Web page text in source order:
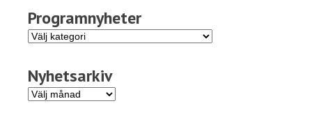
Programnyheter
Programnyheter
Nyhetsarkiv
Nyhetsarkiv